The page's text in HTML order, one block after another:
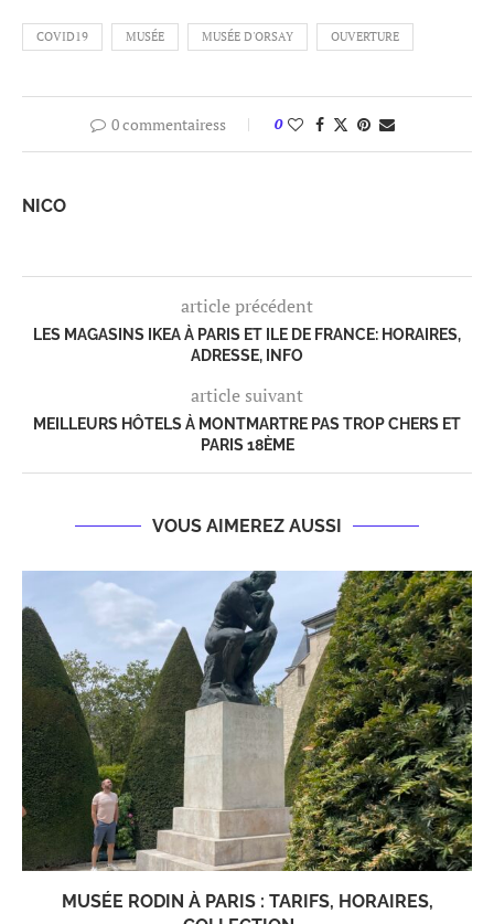
COVID19 MUSÉE MUSÉE D'ORSAY OUVERTURE
0 commentairess 0
NICO
article précédent
LES MAGASINS IKEA À PARIS ET ILE DE FRANCE: HORAIRES,
ADRESSE, INFO
article suivant
MEILLEURS HÔTELS À MONTMARTRE PAS TROP CHERS ET
PARIS 18ÈME
VOUS AIMEREZ AUSSI
MUSÉE RODIN À PARIS : TARIFS, HORAIRES,